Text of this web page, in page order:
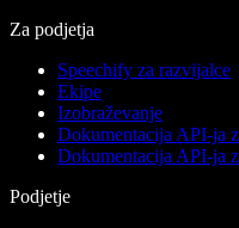
Za podjetja
Speechify za razvijalce
Ekipe
Izobraževanje
Dokumentacija API-ja
Dokumentacija API-ja
Podjetje